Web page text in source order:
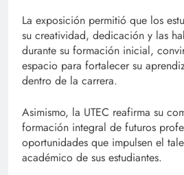
La exposición permitió que los
su creatividad, dedicación y las
durante su formación inicial,
espacio para fortalecer su
dentro de la carrera.
Asimismo, la UTEC reafirma su
formación integral de futuros
oportunidades que impulsen el
académico de sus estudiantes.